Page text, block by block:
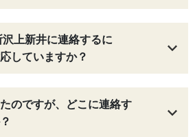
上新井に連絡するに
していますか？
のですが、どこに連絡す